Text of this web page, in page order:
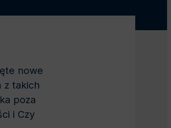
nowe
z takich
poza
i Czy